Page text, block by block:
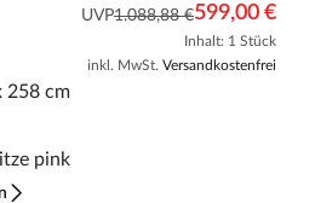
UVP1.088,88 €599,00 €
Inhalt: 1 Stück
inkl. MwSt. Versandkostenfrei
258 cm
pink